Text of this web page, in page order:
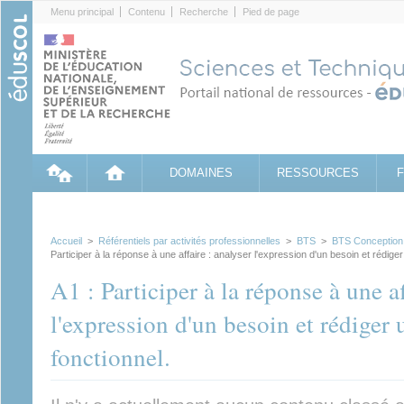
Menu principal Contenu Recherche Pied de page
DOMAINES RESSOURCES
Accueil > Référentiels par activités professionnelles > BTS > BTS
Participer à la réponse à une affaire : analyser l'expression d'un besoin et
A1 : Participer à la réponse à une
l'expression d'un besoin et rédiger
fonctionnel.